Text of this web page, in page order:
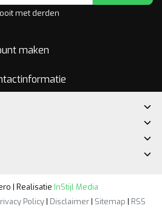
met derden
maken
| Realisatie InStijl Media
Policy| Disclaimer| Sitemap | RSS